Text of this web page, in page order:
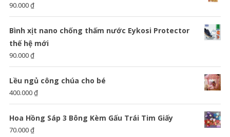
90.000₫
Bình xịt nano chống thấm nước Eykosi Protector
thế hệ mới
90.000₫
Lều ngủ công chúa cho bé
400.000₫
Hoa Hồng Sáp 3 Bông Kèm Gấu Trái Tim Giấy
70.000₫